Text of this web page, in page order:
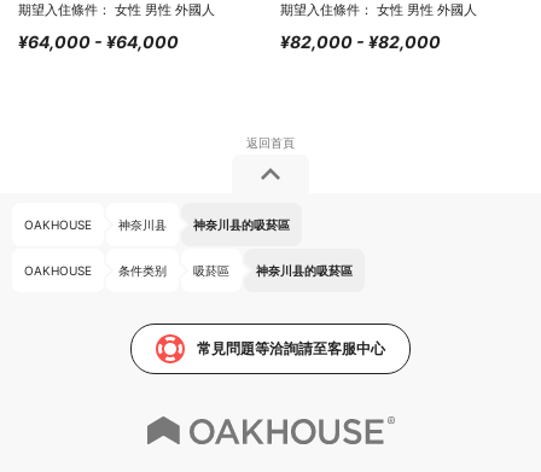
期望入住條件： 女性 男性 外國人
¥64,000 - ¥64,000
期望入住條件： 女性 男性 外國人
¥82,000 - ¥82,000
OAKHOUSE 神奈川县 神奈川县的吸菸區
OAKHOUSE 条件类别 吸菸區 神奈川县的吸菸區
常見問題等洽詢請至客服中心